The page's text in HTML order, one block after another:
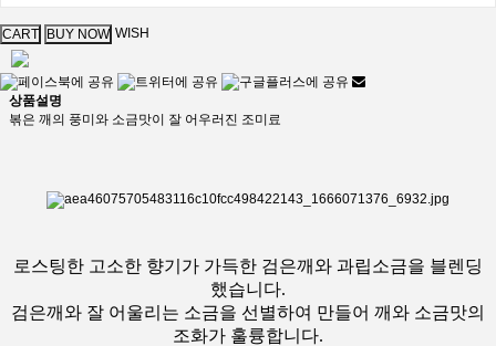
WISH
상품설명
볶은 깨의 풍미와 소금맛이 잘 어우러진 조미료
로스팅한 고소한 향기가 가득한 검은깨와 과립소금을 블렌딩
했습니다.
검은깨와 잘 어울리는 소금을 선별하여 만들어 깨와 소금맛의
조화가 훌륭합니다.